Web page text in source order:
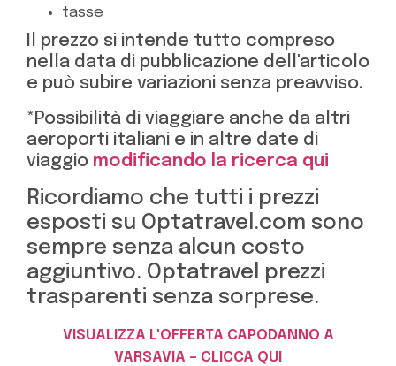
tasse
Il prezzo si intende tutto compreso
nella data di pubblicazione dell'articolo
e può subire variazioni senza preavviso.
*Possibilità di viaggiare anche da altri
aeroporti italiani e in altre date di
viaggio modificando la ricerca qui
Ricordiamo che tutti i prezzi
esposti su Optatravel.com sono
sempre senza alcun costo
aggiuntivo. Optatravel prezzi
trasparenti senza sorprese.
VISUALIZZA L'OFFERTA CAPODANNO A
VARSAVIA – CLICCA QUI